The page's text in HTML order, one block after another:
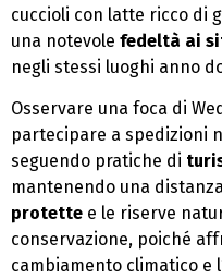
cuccioli con latte ricco di
una notevole fedeltà ai
negli stessi luoghi anno
Osservare una foca di
partecipare a spedizioni
seguendo pratiche di
mantenendo una
protette e le riserve
conservazione, poiché
cambiamento climatico e